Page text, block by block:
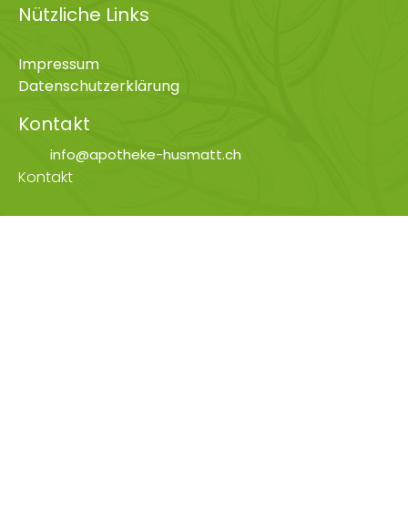
Nützliche Links
Impressum
Datenschutzerklärung
Kontakt
info@apotheke-husmatt.ch
Kontakt